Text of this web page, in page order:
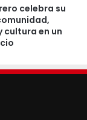
las
para
organización
celebra su
cultura en un